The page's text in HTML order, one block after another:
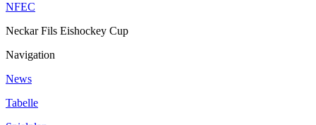
NFEC
Neckar Fils Eishockey Cup
Navigation
News
Tabelle